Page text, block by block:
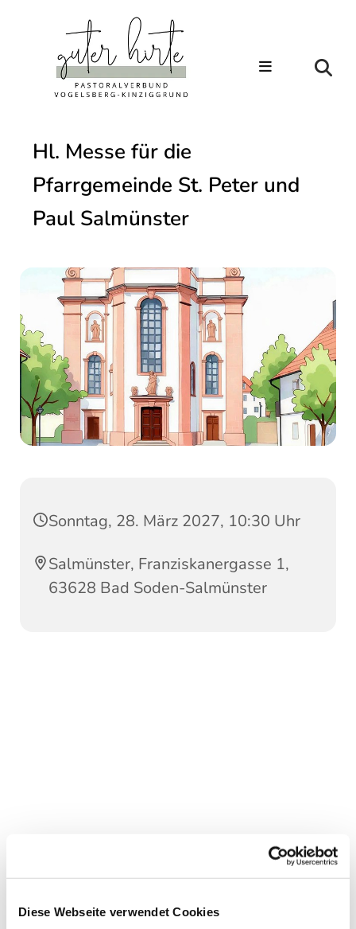
Diese Webseite verwendet Cookies
Hl. Messe für die
Pfarrgemeinde St. Peter und
Paul Salmünster
Sonntag, 28. März 2027, 10:30 Uhr
Salmünster, Franziskanergasse 1,
63628 Bad Soden-Salmünster